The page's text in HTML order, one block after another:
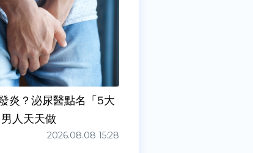
炎？泌尿醫點名「5大
很多男人天天做
2026.08.08 15:28